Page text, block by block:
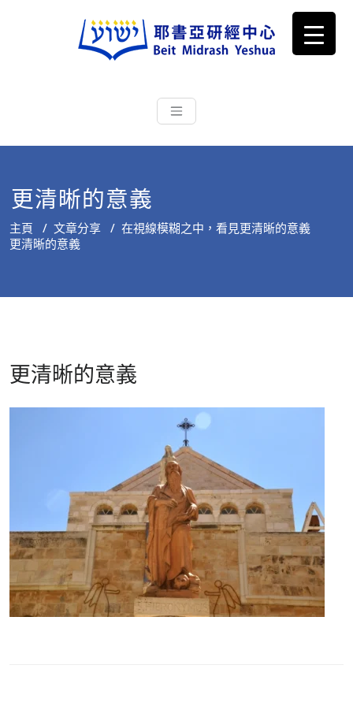
耶書亞研經中心
根源明白聖經，成為更好的門徒
更清晰的意義
主頁 / 文章分享 / 在視線模糊之中，看見更清晰的意義
更清晰的意義
更清晰的意義